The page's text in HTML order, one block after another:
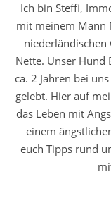
Ich bin Steffi,
mit meinem Mann
niederländischen
Nette. Unser
ca. 2 Jahren bei
gelebt. Hier auf
das Leben mit
einem
euch Tipps rund